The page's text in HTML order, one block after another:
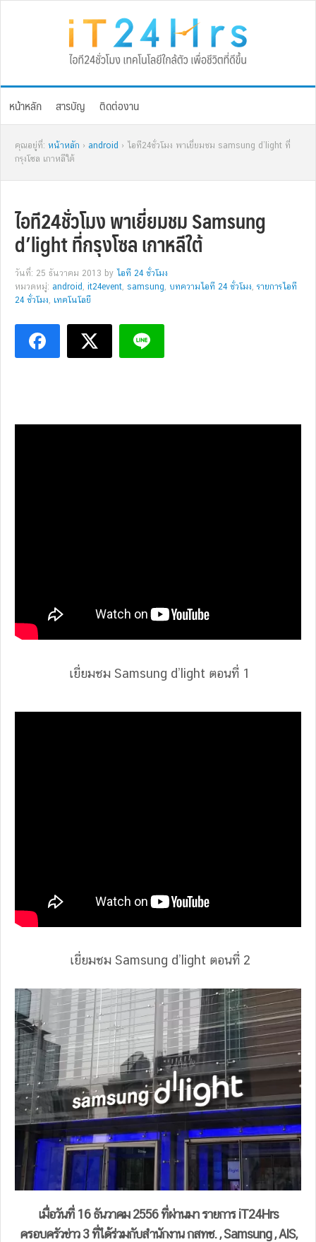
หน้าหลัก สารบัญ ติดต่องาน
คุณอยู่ที่: หน้าหลัก › android › ไอที24ชั่วโมง พาเยี่ยมชม samsung d’light ที่
กรุงโซล เกาหลีใต้
ไอที24ชั่วโมง พาเยี่ยมชม Samsung
d’light ที่กรุงโซล เกาหลีใต้
วันที่: 25 ธันวาคม 2013 by ไอที 24 ชั่วโมง
หมวดหมู่: android , it24event, samsung, บทความไอที 24 ชั่วโมง, รายการไอที
24 ชั่วโมง, เทคโนโลยี
เยี่ยมชม Samsung d’light ตอนที่ 1
เยี่ยมชม Samsung d’light ตอนที่ 2
เมื่อวันที่ 16 ธันวาคม 2556 ที่ผ่านมา รายการ iT24Hrs
ครอบครัวข่าว 3 ที่ได้ร่วมกับสำนักงาน กสทช. , Samsung , AIS,